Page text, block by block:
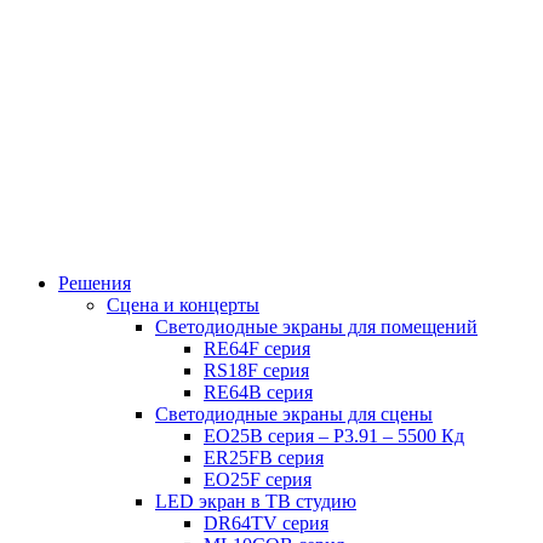
Решения
Сцена и концерты
Светодиодные экраны для помещений
RE64F серия
RS18F серия
RE64B серия
Светодиодные экраны для сцены
EO25B серия – P3.91 – 5500 Кд
ER25FB серия
EO25F серия
LED экран в ТВ студию
DR64TV серия